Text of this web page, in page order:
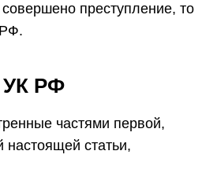
совершено преступление, то
УК РФ
частями первой,
настоящей статьи,